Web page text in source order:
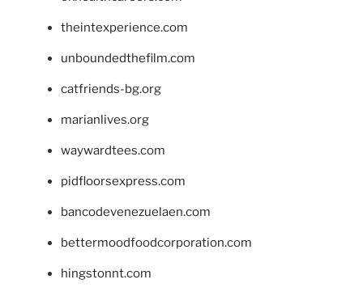
theintexperience.com
unboundedthefilm.com
catfriends-bg.org
marianlives.org
waywardtees.com
pidfloorsexpress.com
bancodevenezuelaen.com
bettermoodfoodcorporation.com
hingstonnt.com